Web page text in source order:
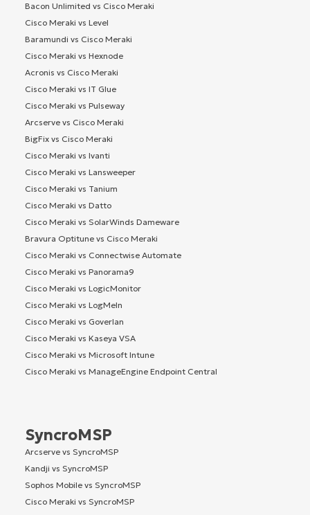
Bacon Unlimited vs Cisco Meraki
Cisco Meraki vs Level
Baramundi vs Cisco Meraki
Cisco Meraki vs Hexnode
Acronis vs Cisco Meraki
Cisco Meraki vs IT Glue
Cisco Meraki vs Pulseway
Arcserve vs Cisco Meraki
BigFix vs Cisco Meraki
Cisco Meraki vs Ivanti
Cisco Meraki vs Lansweeper
Cisco Meraki vs Tanium
Cisco Meraki vs Datto
Cisco Meraki vs SolarWinds Dameware
Bravura Optitune vs Cisco Meraki
Cisco Meraki vs Connectwise Automate
Cisco Meraki vs Panorama9
Cisco Meraki vs LogicMonitor
Cisco Meraki vs LogMeIn
Cisco Meraki vs Goverlan
Cisco Meraki vs Kaseya VSA
Cisco Meraki vs Microsoft Intune
Cisco Meraki vs ManageEngine Endpoint Central
SyncroMSP
Arcserve vs SyncroMSP
Kandji vs SyncroMSP
Sophos Mobile vs SyncroMSP
Cisco Meraki vs SyncroMSP